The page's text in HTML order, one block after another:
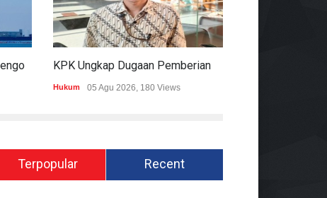
Hukum 05 Agu 2026, 180 Views
Terpopular Recent